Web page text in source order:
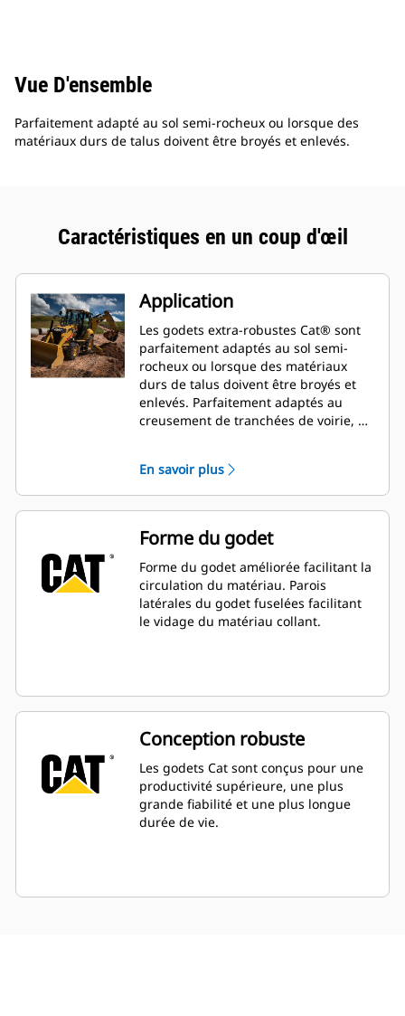
Vue D'ensemble
Parfaitement adapté au sol semi-rocheux ou lorsque des
matériaux durs de talus doivent être broyés et enlevés.
Caractéristiques en un coup d'œil
Application
Les godets extra-robustes Cat® sont
parfaitement adaptés au sol semi-
rocheux ou lorsque des matériaux
durs de talus doivent être broyés et
enlevés. Parfaitement adaptés au
creusement de tranchées de voirie, de
d'excavation en construction,
aménagements paysagers et travaux
de voirie.
En savoir plus
Forme du godet
Forme du godet améliorée facilitant la
circulation du matériau. Parois
latérales du godet fuselées facilitant
le vidage du matériau collant.
Conception robuste
Les godets Cat sont conçus pour une
productivité supérieure, une plus
grande fiabilité et une plus longue
durée de vie.